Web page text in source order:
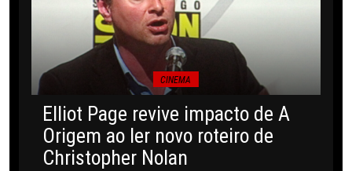
CINEMA
Elliot Page revive impacto de A
Origem ao ler novo roteiro de
Christopher Nolan